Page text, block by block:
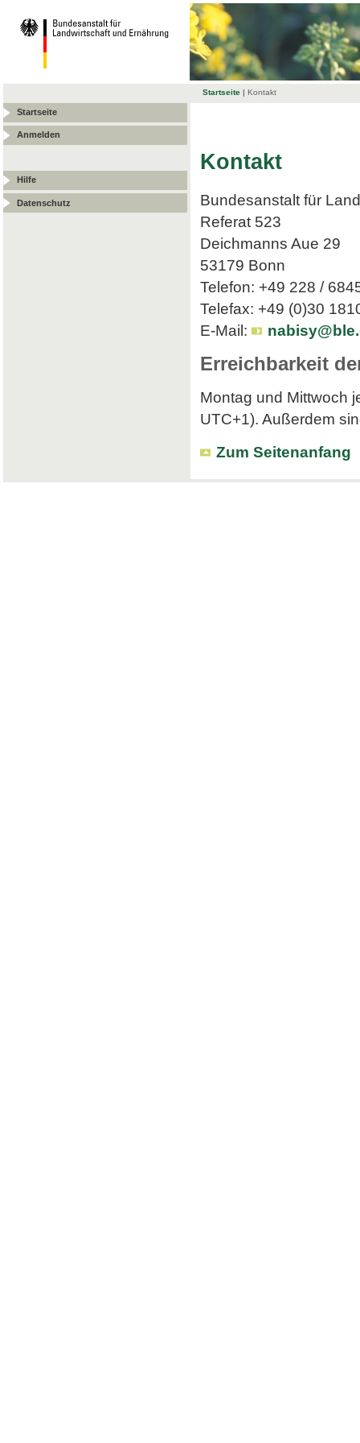
Startseite | Kontakt
Startseite
Anmelden
Hilfe
Datenschutz
Kontakt
Bundesanstalt für
Referat 523
Deichmanns Aue 29
53179 Bonn
Telefon: +49 228 /
Telefax: +49 (0)30
E-Mail:
Erreichbarkeit
Montag und Mittwoch
UTC+1). Außerdem
Zum Seitenanfang